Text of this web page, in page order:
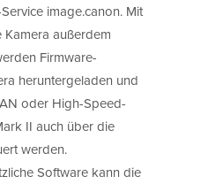
image.canon. Mit
außerdem
Firmware-
heruntergeladen und
oder High-Speed-
II auch über die
werden.
Software kann die